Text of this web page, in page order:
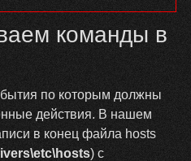
команды в
по которым должны
действия. В нашем
в конец файла hosts
) с